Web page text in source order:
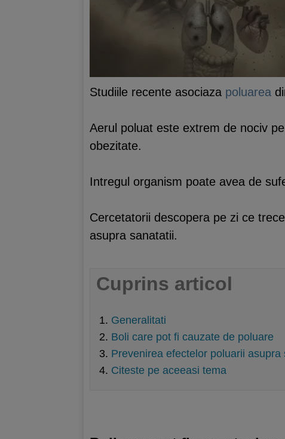
Studiile recente asociaza poluarea
Aerul poluat este extrem de nociv
obezitate.
Intregul organism poate avea de
Cercetatorii descopera pe zi ce
asupra sanatatii.
Cuprins articol
Generalitati
Boli care pot fi cauzate de poluare
Prevenirea efectelor poluarii asupra
Citeste pe aceeasi tema